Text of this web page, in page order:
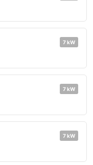
7 kW
7 kW
7 kW